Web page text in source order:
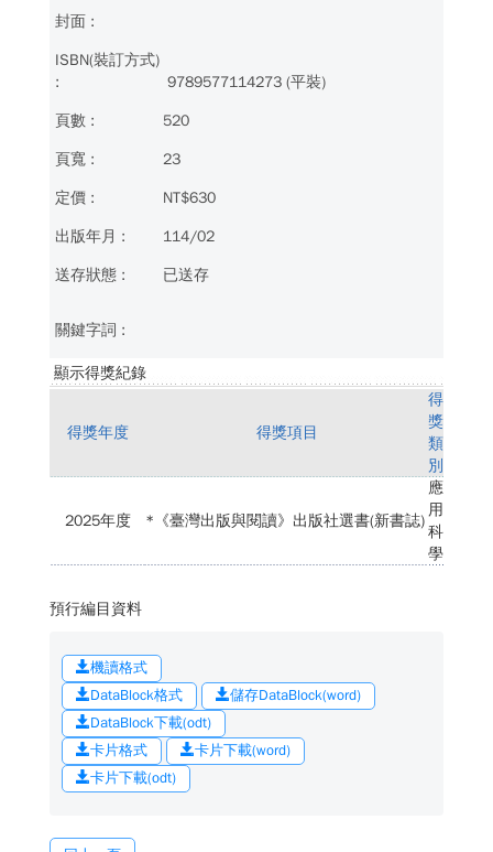
9789577114273 (平裝)
520
23
NT$630
114/02
已送存
顯示得獎紀錄
得獎年度 得獎項目
得
獎
類
別
2025年度 *《臺灣出版與閱讀》出版社選書(新書誌)
應
用
科
學
預行編目資料
機讀格式
DataBlock格式
儲存DataBlock(word)
DataBlock下載(odt)
卡片格式
卡片下載(word)
卡片下載(odt)